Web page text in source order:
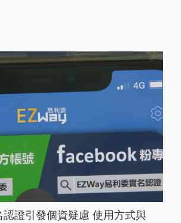
認證引發個資疑慮 使用方式與